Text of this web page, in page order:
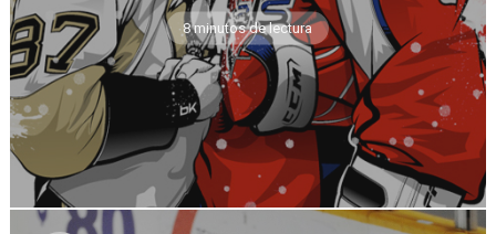
8 minutos de lectura